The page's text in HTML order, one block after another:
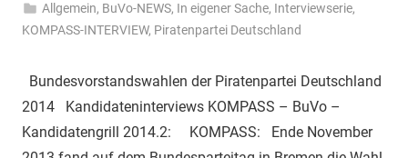
Allgemein, BuVo-NEWS, In eigener Sache, Interviewserie,
KOMPASS-INTERVIEW, Piratenpartei Deutschland
Bundesvorstandswahlen der Piratenpartei Deutschland
2014 Kandidateninterviews KOMPASS – BuVo –
Kandidatengrill 2014.2: KOMPASS: Ende November